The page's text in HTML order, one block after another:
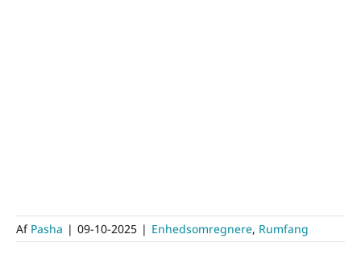
Af Pasha | 09-10-2025 | Enhedsomregnere, Rumfang